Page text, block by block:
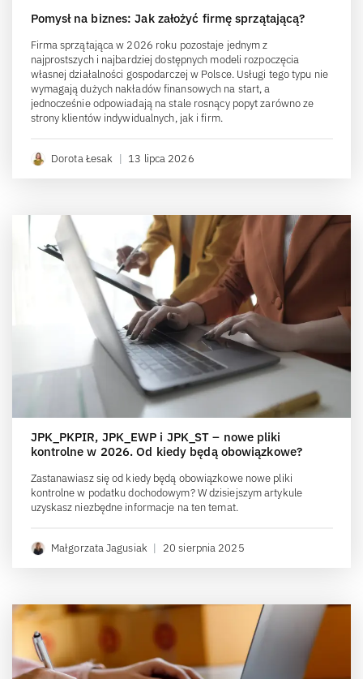
Pomysł na biznes: Jak założyć firmę sprzątającą?
Firma sprzątająca w 2026 roku pozostaje jednym z
najprostszych i najbardziej dostępnych modeli rozpoczęcia
własnej działalności gospodarczej w Polsce. Usługi tego typu nie
wymagają dużych nakładów finansowych na start, a
jednocześnie odpowiadają na stale rosnący popyt zarówno ze
strony klientów indywidualnych, jak i firm.
Dorota Łesak | 13 lipca 2026
JPK_PKPIR, JPK_EWP i JPK_ST – nowe pliki
kontrolne w 2026. Od kiedy będą obowiązkowe?
Zastanawiasz się od kiedy będą obowiązkowe nowe pliki
kontrolne w podatku dochodowym? W dzisiejszym artykule
uzyskasz niezbędne informacje na ten temat.
Małgorzata Jagusiak | 20 sierpnia 2025